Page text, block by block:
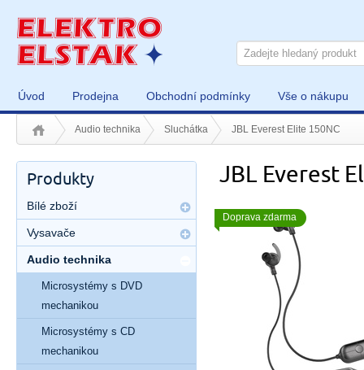
Úvod Prodejna Obchodní podmínky Vše o nákupu
Audio technika Sluchátka JBL Everest Elite 150NC
JBL Everest
Doprava zdarma
Produkty
Bílé zboží
Vysavače
Audio technika
Microsystémy s DVD
mechanikou
Microsystémy s CD
mechanikou